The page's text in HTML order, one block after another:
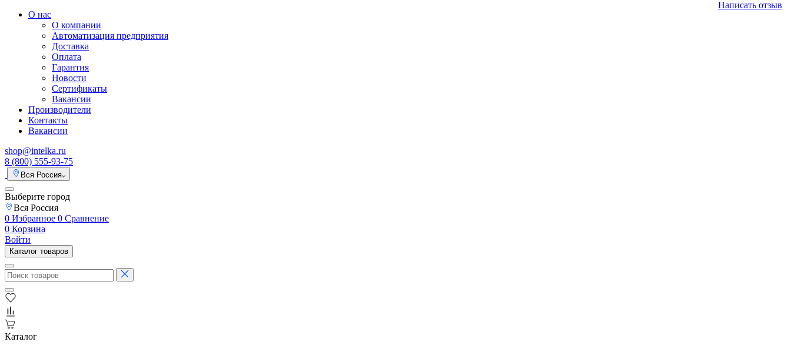
О нас
О компании
Автоматизация предприятия
Доставка
Оплата
Гарантия
Новости
Сертификаты
Вакансии
Производители
Контакты
Вакансии
shop@intelka.ru
8 (800) 555-93-75
Вся Россия
Выберите город
Вся Россия
0 Избранное 0 Сравнение
0 Корзина
Войти
Каталог товаров
Каталог
Написать отзыв